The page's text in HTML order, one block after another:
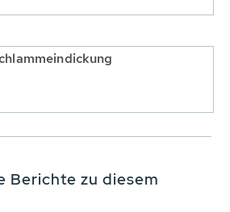
Berichte zu diesem